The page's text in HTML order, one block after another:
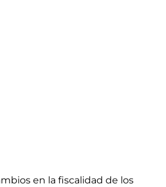
en la fiscalidad de los